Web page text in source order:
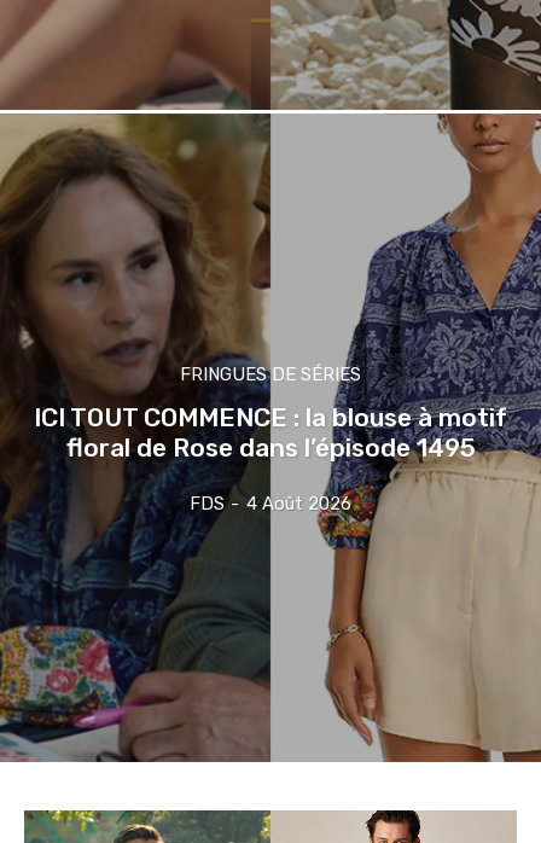
FRINGUES DE SÉRIES
ICI TOUT COMMENCE : la blouse à motif
floral de Rose dans l’épisode 1495
FDS - 4 Août 2026